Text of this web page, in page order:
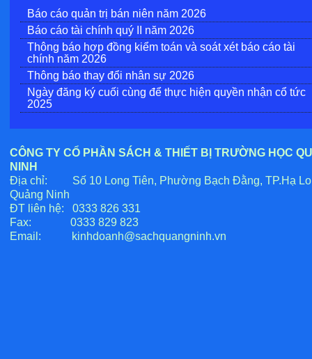
Báo cáo quản trị bán niên năm 2026
Báo cáo tài chính quý II năm 2026
Thông báo hợp đồng kiểm toán và soát xét báo cáo tài
chính năm 2026
Thông báo thay đổi nhân sự 2026
Ngày đăng ký cuối cùng để thực hiện quyền nhận cổ tức
2025
CÔNG TY CỔ PHẦN SÁCH & THIẾT BỊ TRƯỜNG HỌC
NINH
Địa chỉ: Số 10 Long Tiên, Phường Bạch Đằng, TP.Hạ
Quảng Ninh
ĐT liên hệ: 0333 826 331
Fax: 0333 829 823
Email:
kinhdoanh@sachquangninh.vn